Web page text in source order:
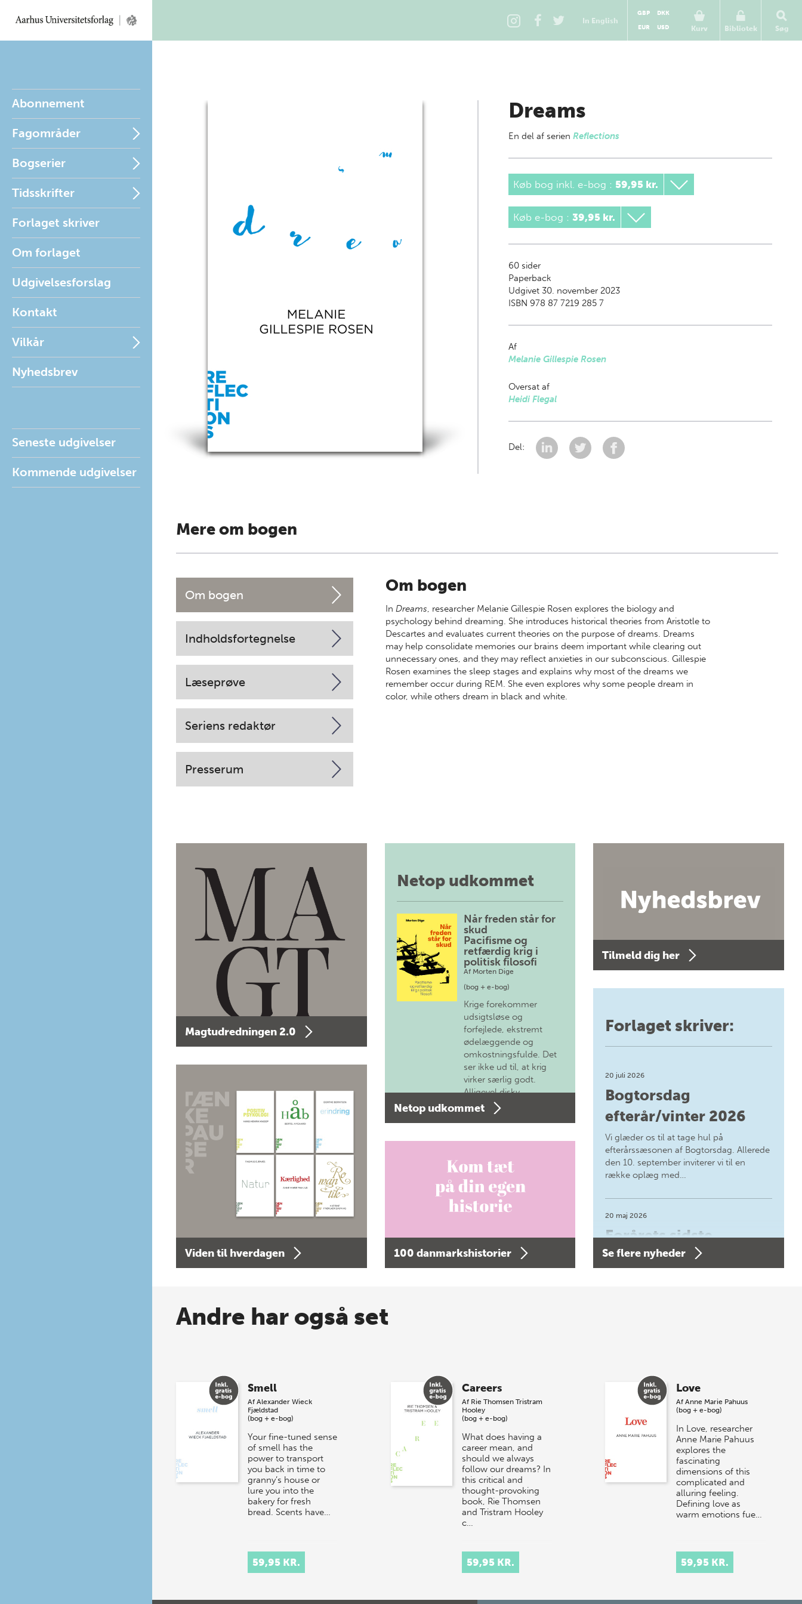
In English
Kurv
GBP
DKK
EUR
USD Bibliotek Søg
Abonnement
Fagområder
Bogserier
Tidsskrifter
Forlaget skriver
Om forlaget
Udgivelsesforslag
Kontakt
Vilkår
Nyhedsbrev
Seneste udgivelser
Kommende udgivelser
Dreams
En del af serien Reflections
Køb bog inkl. e-bog : 59,95 kr.
Køb e-bog : 39,95 kr.
60sider
Paperback
Udgivet 30. november 2023
ISBN 978 87 7219 285 7
Af
Melanie Gillespie Rosen
Oversat af
Heidi Flegal
Del:
Mere om bogen
Om bogen
Indholdsfortegnelse
Læseprøve
Seriens redaktør
Presserum
Om bogen
InDreams, researcher Melanie Gillespie Rosen explores the biology and
psychology behind dreaming. She introduces historical theories from Aristotle to
Descartes and evaluates current theories on the purpose of dreams. Dreams
may help consolidate memories our brains deem important while clearing out
unnecessary ones, and they may reflect anxieties in our subconscious. Gillespie
Rosen examines the sleep stages and explains why most of the dreams we
remember occur during REM. She even explores why some people dream in
color, while others dream in black and white.
Magtudredningen 2.0
Viden til hverdagen
Netop udkommet
Når freden står for
skud
Pacifisme og
retfærdig krig i
politisk filosofi
Af Morten Dige
(bog + e-bog)
Krige forekommer
udsigtsløse og
forfejlede, ekstremt
ødelæggende og
omkostningsfulde. Det
ser ikke ud til, at krig
virker særlig godt.
Alligevel diskv…
Netop udkommet
100 danmarkshistorier
Tilmeld dig her
Forlaget skriver:
20 juli 2026
Bogtorsdag
efterår/vinter 2026
Vi glæder os til at tage hul på
efterårssæsonen af Bogtorsdag. Allerede
den 10. september inviterer vi til en
række oplæg med…
20 maj 2026
Forårets sidste
Bogtorsdag 11. juni
Spar op til 70% til
sommer-lagersalg!
Vi gentager succesen og inviterer igen i
år til vores store sommer-lagersalg,
så sæt kryds i kalenderen onsdag den
Se flere nyheder
Andre har også set
Smell
Af Alexander Wieck
Fjældstad
(bog + e-bog)
Your fine-tuned sense
of smell has the
power to transport
you back in time to
granny’s house or
lure you into the
bakery for fresh
bread. Scents have…
59,95 KR.
Careers
Af Rie Thomsen Tristram
Hooley
(bog + e-bog)
What does having a
career mean, and
should we always
follow our dreams? In
this critical and
thought-provoking
book, Rie Thomsen
and Tristram Hooley
c…
59,95 KR.
Love
AfAnne Marie Pahuus
(bog + e-bog)
In Love, researcher
Anne Marie Pahuus
explores the
fascinating
dimensions of this
complicated and
alluring feeling.
Defining love as
warm emotions fue…
59,95 KR.